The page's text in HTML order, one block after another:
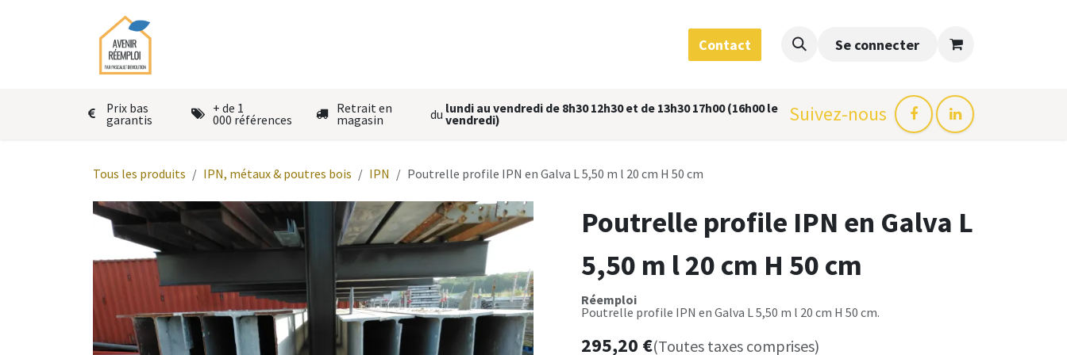
Contact Se connecter
Prix bas
garantis
+ de 1
000 références
Retrait en
magasin du lundi au vendredi de 8h30 12h30 et de 13h30 17h00 (16h00 le
vendredi) Suivez-nous
Tous les produits IPN, métaux & poutres bois IPN Poutrelle profile IPN en Galva L 5,50 m l 20 cm H 50 cm
Poutrelle profile IPN en Galva L
5,50 m l 20 cm H 50 cm
Réemploi
Poutrelle profile IPN en Galva L 5,50 m l 20 cm H 50 cm.
295,20 €(Toutes taxes comprises)